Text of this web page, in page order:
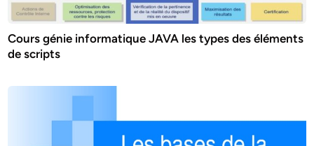
Cours génie informatique JAVA les types des éléments
de scripts